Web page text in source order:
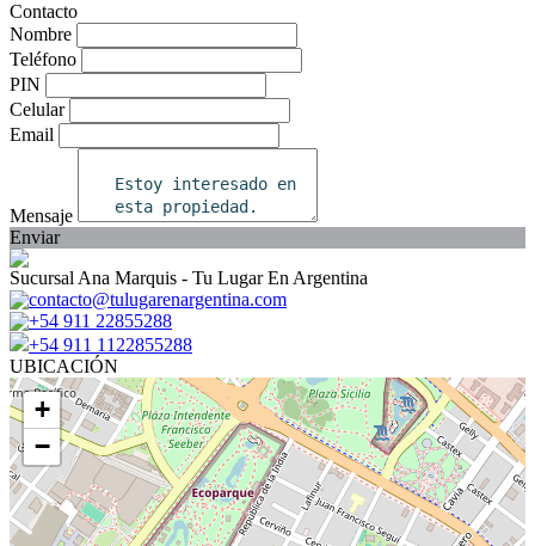
Contacto
Nombre
Teléfono
PIN
Celular
Email
Mensaje
Enviar
Sucursal Ana Marquis - Tu Lugar En Argentina
contacto@tulugarenargentina.com
+54 911 22855288
+54 911 1122855288
UBICACIÓN
+
−